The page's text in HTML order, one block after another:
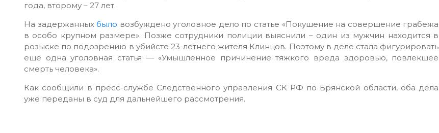
года, второму – 27 лет.
На задержанныхбыло возбуждено уголовное дело по статье «Покушение на совершение грабежа
в особо крупном размере». Позже сотрудники полиции выяснили – один из мужчин находится в
розыске по подозрению в убийсте 23-летнего жителя Клинцов. Поэтому в деле стала фигурировать
ещё одна уголовная статья — «Умышленное причинение тяжкого вреда здоровью, повлекшее
смерть человека».
Как сообщили в пресс-службе Следственного управления СК РФ по Брянской области, оба дела
уже переданы в суд для дальнейшего рассмотрения.